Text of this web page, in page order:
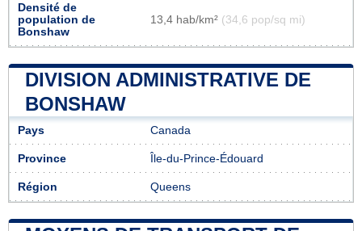
Densité de
population de
Bonshaw
13,4 hab/km² (34,6 pop/sq mi)
DIVISION ADMINISTRATIVE DE
BONSHAW
Pays Canada
Province Île-du-Prince-Édouard
Région Queens